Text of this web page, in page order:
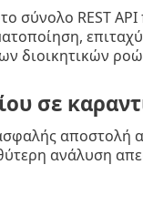
σύνολο REST
διοικητικών
σε
αποστολή
ανάλυση